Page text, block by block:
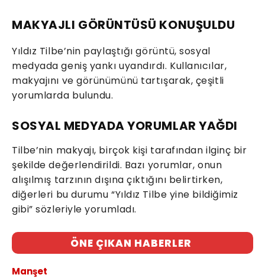
MAKYAJLI GÖRÜNTÜSÜ KONUŞULDU
Yıldız Tilbe’nin paylaştığı görüntü, sosyal
medyada geniş yankı uyandırdı. Kullanıcılar,
makyajını ve görünümünü tartışarak, çeşitli
yorumlarda bulundu.
SOSYAL MEDYADA YORUMLAR YAĞDI
Tilbe’nin makyajı, birçok kişi tarafından ilginç bir
şekilde değerlendirildi. Bazı yorumlar, onun
alışılmış tarzının dışına çıktığını belirtirken,
diğerleri bu durumu “Yıldız Tilbe yine bildiğimiz
gibi” sözleriyle yorumladı.
ÖNE ÇIKAN HABERLER
Manşet